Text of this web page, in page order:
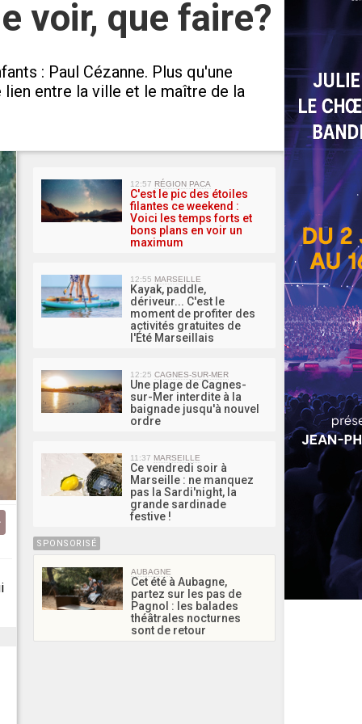
voir, que faire?
: Paul Cézanne. Plus qu'une
lien entre la ville et le maître de la
12:57 RÉGION PACA
C'est le pic des étoiles
filantes ce weekend :
Voici les temps forts et
bons plans en voir un
maximum
12:55 MARSEILLE
Kayak, paddle,
dériveur... C'est le
moment de profiter des
activités gratuites de
l'Été Marseillais
12:25 CAGNES-SUR-MER
Une plage de Cagnes-
sur-Mer interdite à la
baignade jusqu'à nouvel
ordre
11:37 MARSEILLE
Ce vendredi soir à
Marseille : ne manquez
pas la Sardi'night, la
grande sardinade
festive !
SPONSORISÉ
AUBAGNE
Cet été à Aubagne,
partez sur les pas de
Pagnol : les balades
théâtrales nocturnes
sont de retour